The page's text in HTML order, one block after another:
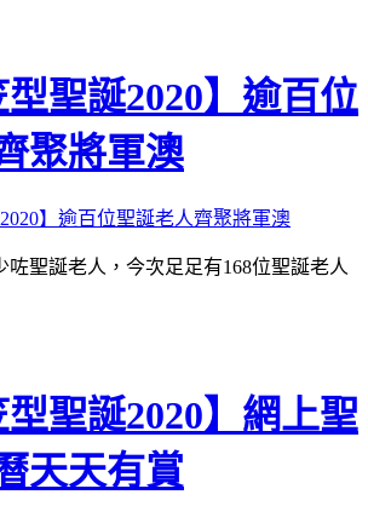
型聖誕2020】逾百位
聚將軍澳
咗聖誕老人，今次足足有168位聖誕老人
型聖誕2020】網上聖
天天有賞